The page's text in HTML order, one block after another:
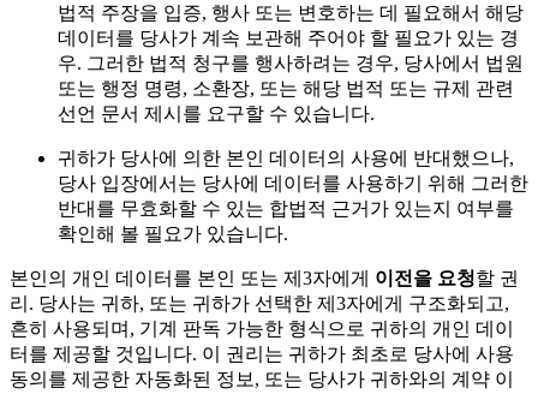
법적 주장을 입증, 행사 또는 변호하는 데 필요해서 해당
데이터를 당사가 계속 보관해 주어야 할 필요가 있는 경
우. 그러한 법적 청구를 행사하려는 경우, 당사에서 법원
또는 행정 명령, 소환장, 또는 해당 법적 또는 규제 관련
선언 문서 제시를 요구할 수 있습니다.
귀하가 당사에 의한 본인 데이터의 사용에 반대했으나,
당사 입장에서는 당사에 데이터를 사용하기 위해 그러한
반대를 무효화할 수 있는 합법적 근거가 있는지 여부를
확인해 볼 필요가 있습니다.
본인의 개인 데이터를 본인 또는 제3자에게 이전을 요청할 권
리. 당사는 귀하, 또는 귀하가 선택한 제3자에게 구조화되고,
흔히 사용되며, 기계 판독 가능한 형식으로 귀하의 개인 데이
터를 제공할 것입니다. 이 권리는 귀하가 최초로 당사에 사용
동의를 제공한 자동화된 정보, 또는 당사가 귀하와의 계약 이